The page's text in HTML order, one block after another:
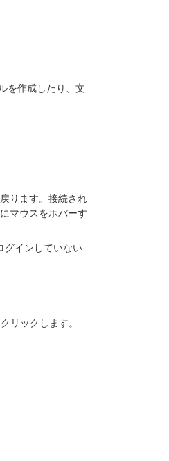
を作成したり、文
ります。接続され
マウスをホバーす
グインしていない
リックします。